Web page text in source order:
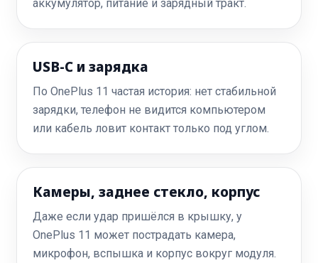
аккумулятор, питание и зарядный тракт.
USB-C и зарядка
По OnePlus 11 частая история: нет стабильной
зарядки, телефон не видится компьютером
или кабель ловит контакт только под углом.
Камеры, заднее стекло, корпус
Даже если удар пришёлся в крышку, у
OnePlus 11 может пострадать камера,
микрофон, вспышка и корпус вокруг модуля.